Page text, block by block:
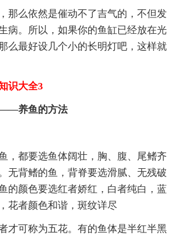
那么依然是催动不了吉气的，不但发
病。所以，如果你的鱼缸已经放在光
么最好设几个小的长明灯吧，这样就
识大全3
养鱼的方法
，都要选鱼体阔壮，胸、腹、尾鳍齐
无背鳍的鱼，背脊要选滑腻、无残破
的颜色要选红者娇红，白者纯白，蓝
花者颜色和谐，斑纹详尽
才可称为五花。有的鱼体是半红半黑